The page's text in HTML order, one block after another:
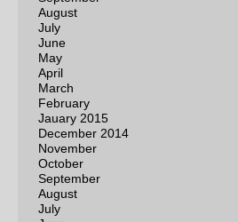
August
July
June
May
April
March
February
Jauary 2015
December 2014
November
October
September
August
July